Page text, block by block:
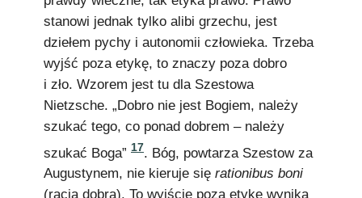
stanowi jednak tylko alibi grzechu, jest
dziełem pychy i autonomii człowieka. Trzeba
wyjść poza etykę, to znaczy poza dobro
i zło. Wzorem jest tu dla Szestowa
Nietzsche. „Dobro nie jest Bogiem, należy
szukać tego, co ponad dobrem – należy
szukać Boga” 17. Bóg, powtarza Szestow za
Augustynem, nie kieruje się rationibus boni
(racją dobra). To wyjście poza etykę wynika